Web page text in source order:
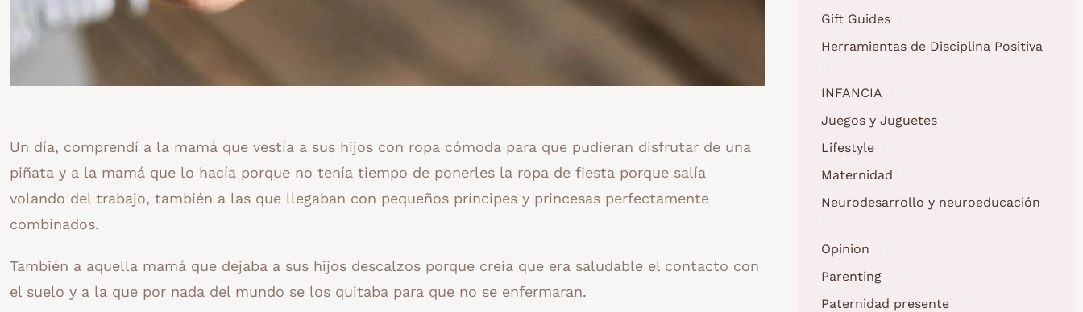
Un día, comprendí a la mamá que vestía a sus hijos con ropa cómoda para que pudieran disfrutar de una
piñata y a la mamá que lo hacía porque no tenía tiempo de ponerles la ropa de fiesta porque salía
volando del trabajo, también a las que llegaban con pequeños príncipes y princesas perfectamente
combinados.
También a aquella mamá que dejaba a sus hijos descalzos porque creía que era saludable el contacto con
el suelo y a la que por nada del mundo se los quitaba para que no se enfermaran.
Gift Guides
Herramientas de Disciplina Positiva
INFANCIA
Juegos y Juguetes
Lifestyle
Maternidad
Neurodesarrollo y neuroeducación
Opinion
Parenting
Paternidad presente